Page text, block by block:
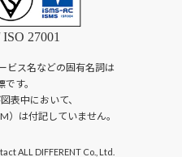
27001
ビス名などの固有名詞は
す。
表中において、
）は付記していません。
ALL DIFFERENT Co., Ltd.